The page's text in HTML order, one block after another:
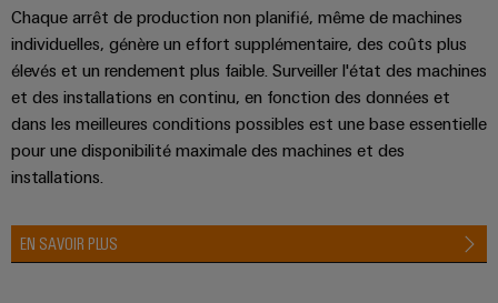
Infrastructure
bâtiment
Solutions
pour
besoins
spécifiques
la
construction
d'infrastructures
Solutions
Workplace
Systèmes
et
Automatisation
décentralisée
Câblage
système
API
et
solutions
de
migration
Interfaces
d'accès
Services
de
laboratoire
Support
Support
technique
Distribution
Réseau
de
partenaires
IIoT
automatisation
utiles
Boutique
en
ligne
Newsletter
Demande
les
bâtiments
ALL
SERVICES
first
Chaque arrêt de production non planifié, même de machines
individuelles, génère un effort supplémentaire, des coûts plus
élevés et un rendement plus faible. Surveiller l'état des machines
et des installations en continu, en fonction des données et
dans les meilleures conditions possibles est une base essentielle
pour une disponibilité maximale des machines et des
installations.
EN SAVOIR PLUS